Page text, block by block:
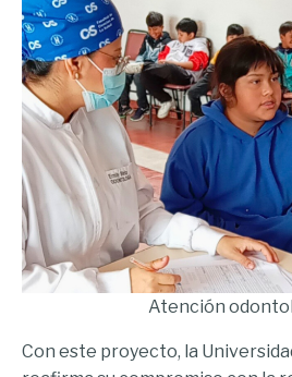
Atención
Con este proyecto, la